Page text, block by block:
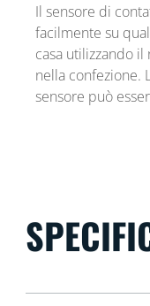
Il sensore di
facilmente su
casa utilizzando
nella confezione​.
sensore può